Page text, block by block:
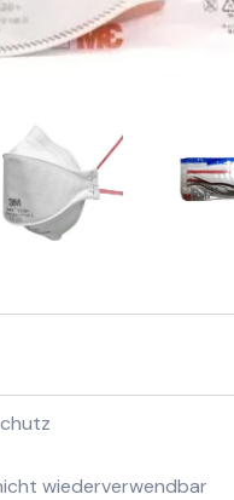
wiederverwendbar